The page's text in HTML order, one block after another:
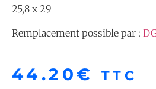
25,8 x 29
Remplacement possible par :
44.20€ TTC